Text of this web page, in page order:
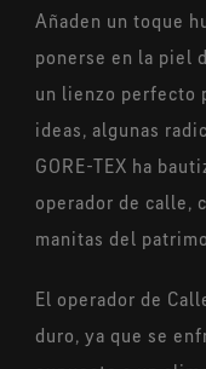
Añaden un toque
ponerse en la piel
un lienzo perfecto
ideas, algunas
GORE-TEX ha
operador de calle,
manitas del
El operador de
duro, ya que se